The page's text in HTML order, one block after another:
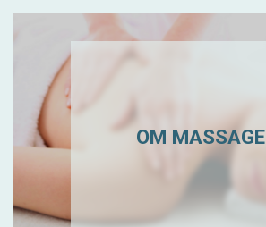
OM MASSAGE